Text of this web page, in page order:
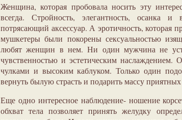
Женщина, которая пробовала носить эту
всегда. Стройность, элегантность, осанка
потрясающий аксессуар. А эротичность, которая
мушкетеры были покорены сексуальностью
любят женщин в нем. Ни один мужчина не
чувственностью и эстетическим наслаждением.
чулками и высоким каблуком. Только один
вернуть былую страсть и подарить массу
Еще одно интересное наблюдение- ношение
обхват тела позволяет принять желудку